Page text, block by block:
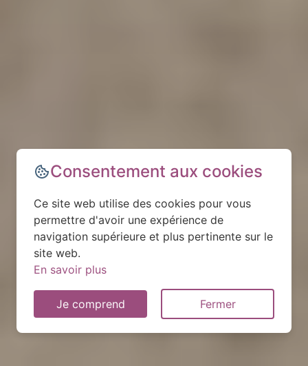
Consentement aux cookies
Ce site web utilise des cookies pour vous
permettre d'avoir une expérience de
navigation supérieure et plus pertinente sur le
site web.
En savoir plus
Je comprend Fermer